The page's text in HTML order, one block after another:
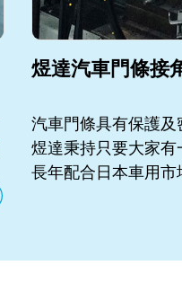
煜達汽車門條接
汽車門條具有保護及
煜達秉持只要大家
長年配合日本車用
對於設備精度、良